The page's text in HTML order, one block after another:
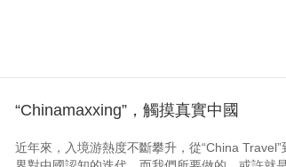
“Chinamaxxing”，觸摸真實中國
近年來，入境游熱度不斷攀升，從“China